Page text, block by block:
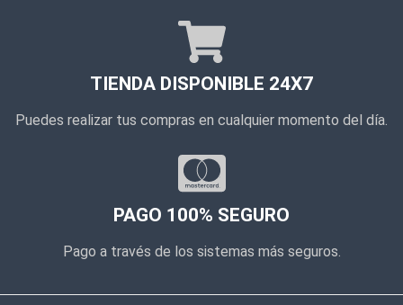
TIENDA DISPONIBLE 24X7
Puedes realizar tus compras en cualquier momento del día.
PAGO 100% SEGURO
Pago a través de los sistemas más seguros.